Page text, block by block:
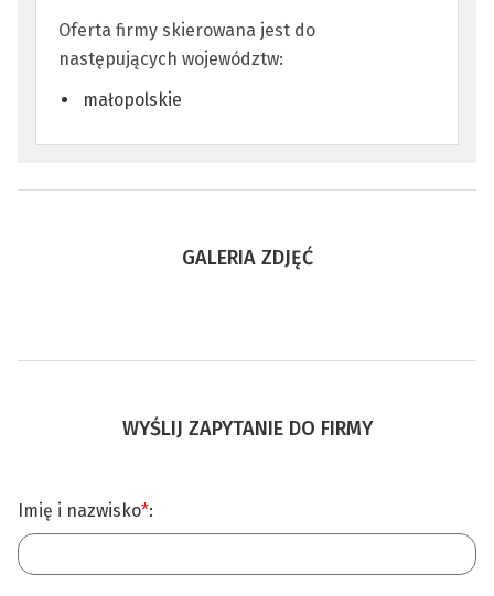
Oferta firmy skierowana jest do
następujących województw:
małopolskie
GALERIA ZDJĘĆ
WYŚLIJ ZAPYTANIE DO FIRMY
Imię i nazwisko*: